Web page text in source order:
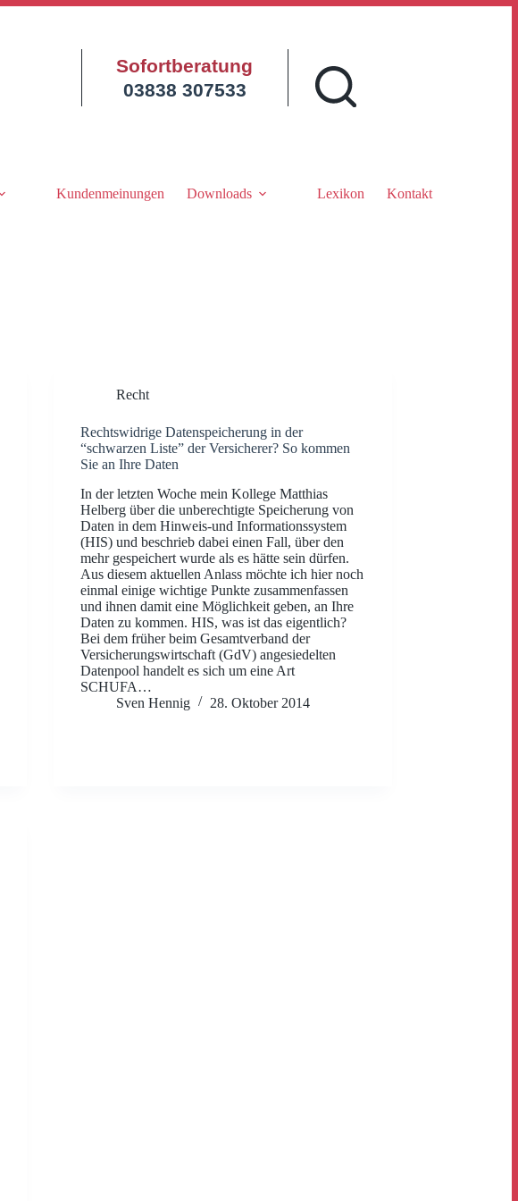
Sofortberatung
03838 307533
Kundenmeinungen Downloads Lexikon Kontakt
Recht
Rechtswidrige Datenspeicherung in der
“schwarzen Liste” der Versicherer? So kommen
Sie an Ihre Daten
In der letzten Woche mein Kollege Matthias
Helberg über die unberechtigte Speicherung von
Daten in dem Hinweis-und Informationssystem
(HIS) und beschrieb dabei einen Fall, über den
mehr gespeichert wurde als es hätte sein dürfen.
Aus diesem aktuellen Anlass möchte ich hier noch
einmal einige wichtige Punkte zusammenfassen
und ihnen damit eine Möglichkeit geben, an Ihre
Daten zu kommen. HIS, was ist das eigentlich?
Bei dem früher beim Gesamtverband der
Versicherungswirtschaft (GdV) angesiedelten
Datenpool handelt es sich um eine Art
SCHUFA…
Sven Hennig
28. Oktober 2014